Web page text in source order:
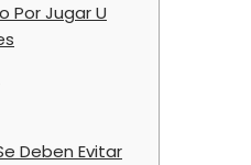
Por Jugar U
Deben Evitar